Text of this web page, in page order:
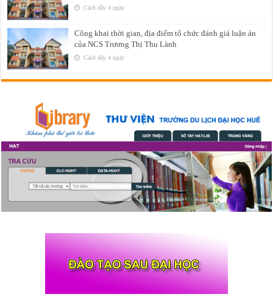
Cách đây 4 ngày
Công khai thời gian, địa điểm tổ chức đánh giá luận án
của NCS Trương Thị Thu Lành
Cách đây 4 ngày